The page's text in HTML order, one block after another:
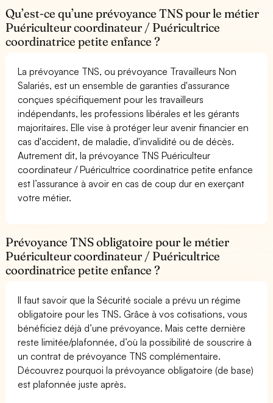
Qu’est-ce qu’une prévoyance TNS pour le métier
Puériculteur coordinateur / Puéricultrice
coordinatrice petite enfance ?
La prévoyance TNS, ou prévoyance Travailleurs Non
Salariés, est un ensemble de garanties d'assurance
conçues spécifiquement pour les travailleurs
indépendants, les professions libérales et les gérants
majoritaires. Elle vise à protéger leur avenir financier en
cas d'accident, de maladie, d'invalidité ou de décès.
Autrement dit, la prévoyance TNS Puériculteur
coordinateur / Puéricultrice coordinatrice petite enfance
est l’assurance à avoir en cas de coup dur en exerçant
votre métier.
Prévoyance TNS obligatoire pour le métier
Puériculteur coordinateur / Puéricultrice
coordinatrice petite enfance ?
Il faut savoir que la Sécurité sociale a prévu un régime
obligatoire pour les TNS. Grâce à vos cotisations, vous
bénéficiez déjà d’une prévoyance. Mais cette dernière
reste limitée/plafonnée, d’où la possibilité de souscrire à
un contrat de prévoyance TNS complémentaire.
Découvrez pourquoi la prévoyance obligatoire (de base)
est plafonnée juste après.